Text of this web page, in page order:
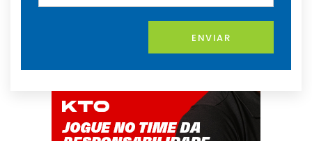
ENVIAR